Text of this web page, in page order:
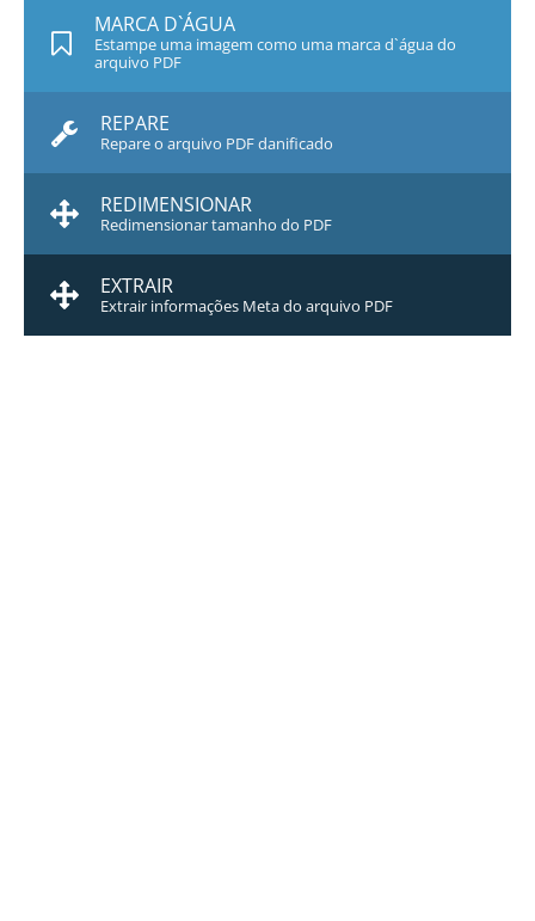
MARCA D`ÁGUA
Estampe uma imagem como uma marca d`água do
arquivo PDF
REPARE
Repare o arquivo PDF danificado
REDIMENSIONAR
Redimensionar tamanho do PDF
EXTRAIR
Extrair informações Meta do arquivo PDF